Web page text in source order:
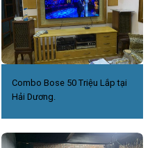
Combo Bose 50 Triệu Lắp tại
Hải Dương.